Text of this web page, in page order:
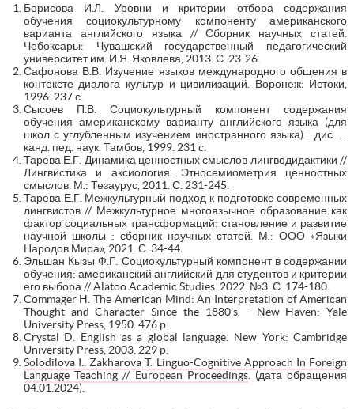
Борисова И.Л. Уровни и критерии отбора содержания
обучения социокультурному компоненту американского
варианта английского языка // Сборник научных статей.
Чебоксары: Чувашский государственный педагогический
университет им. И.Я. Яковлева, 2013. С. 23-26.
Сафонова В.В. Изучение языков международного общения в
контексте диалога культур и цивилизаций. Воронеж: Истоки,
1996. 237 с.
Сысоев П.В. Социокультурный компонент содержания
обучения американскому варианту английского языка (для
школ с углубленным изучением иностранного языка) : дис. …
канд. пед. наук. Тамбов, 1999. 231 с.
Тарева Е.Г. Динамика ценностных смыслов лингводидактики //
Лингвистика и аксиология. Этносемиометрия ценностных
смыслов. М.: Тезаурус, 2011. С. 231-245.
Тарева Е.Г. Межкультурный подход к подготовке современных
лингвистов // Межкультурное многоязычное образование как
фактор социальных трансформаций: становление и развитие
научной школы : сборник научных статей. М.: ООО «Языки
Народов Мира», 2021. С. 34-44.
Эльшан Кызы Ф.Г. Социокультурный компонент в содержании
обучения: американский английский для студентов и критерии
его выбора // Alatoo Academic Studies. 2022. №3. С. 174-180.
Commager H. The American Mind: An Interpretation of American
Thought and Character Since the 1880's. - New Haven: Yale
University Press, 1950. 476 p.
Crystal D. English as a global language. New York: Cambridge
University Press, 2003. 229 p.
Solodilova I., Zakharova T. Linguo-Cognitive Approach In Foreign
Language Teaching // European Proceedings. (дата обращения
04.01.2024).